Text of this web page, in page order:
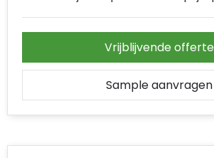
Vrijblijvende offerte
Sample aanvragen